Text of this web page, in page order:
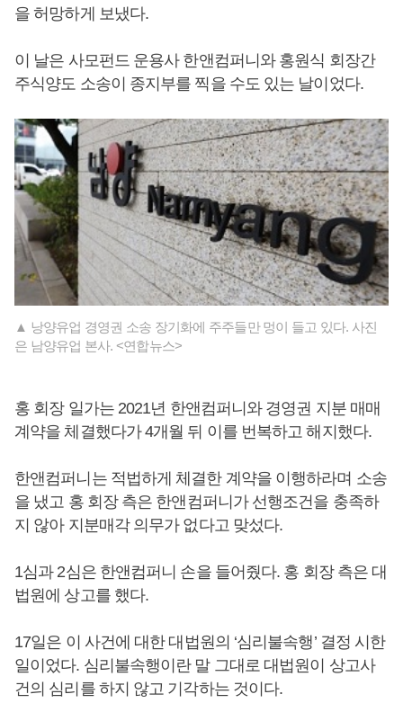
을 허망하게 보냈다.
이 날은 사모펀드 운용사 한앤컴퍼니와 홍원식 회장간
주식양도 소송이 종지부를 찍을 수도 있는 날이었다.
▲ 낭양유업 경영권 소송 장기화에 주주들만 멍이 들고 있다. 사진
은 남양유업 본사. <연합뉴스>
홍 회장 일가는 2021년 한앤컴퍼니와 경영권 지분 매매
계약을 체결했다가 4개월 뒤 이를 번복하고 해지했다.
한앤컴퍼니는 적법하게 체결한 계약을 이행하라며 소송
을 냈고 홍 회장 측은 한앤컴퍼니가 선행조건을 충족하
지 않아 지분매각 의무가 없다고 맞섰다.
1심과 2심은 한앤컴퍼니 손을 들어줬다. 홍 회장 측은 대
법원에 상고를 했다.
17일은 이 사건에 대한 대법원의 ‘심리불속행’ 결정 시한
일이었다. 심리불속행이란 말 그대로 대법원이 상고사
건의 심리를 하지 않고 기각하는 것이다.